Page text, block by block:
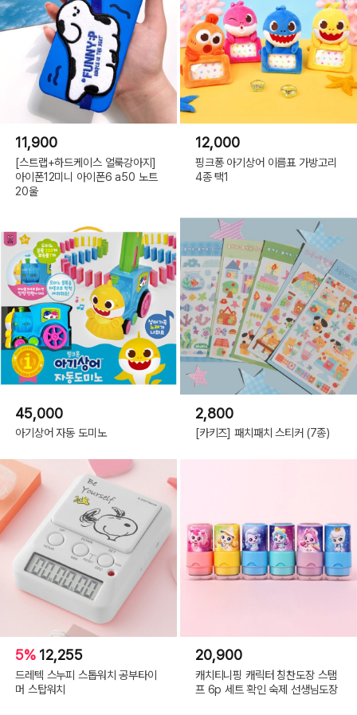
11,900
[스트랩+하드케이스 얼룩강아지]
아이폰12미니 아이폰6 a50 노트
20울
12,000
핑크퐁 아기상어 이름표 가방고리
4종 택1
45,000
아기상어 자동 도미노
2,800
[카키즈] 패치패치 스티커 (7종)
5% 12,255
드레텍 스누피 스톱워치 공부타이
머 스탑워치
20,900
캐치티니핑 캐릭터 칭찬도장 스탬
프 6p 세트 확인 숙제 선생님도장